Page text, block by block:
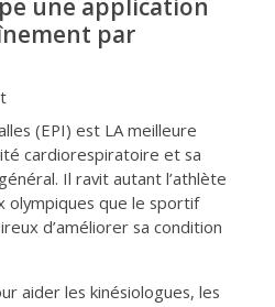
une application
par
(EPI) est LA meilleure
cardiorespiratoire et sa
Il ravit autant l’athlète
olympiques que le sportif
d’améliorer sa condition
aider les kinésiologues, les